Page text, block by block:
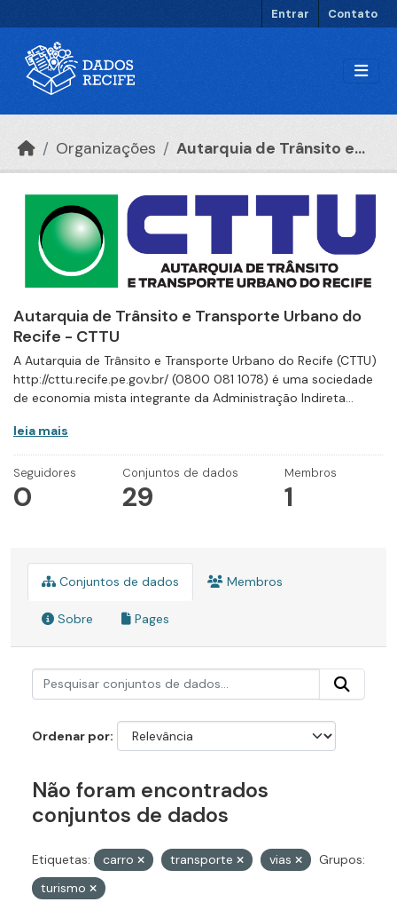
Entrar Contato
Organizações Autarquia de Trânsito e...
Autarquia de Trânsito e Transporte Urbano do
Recife - CTTU
A Autarquia de Trânsito e Transporte Urbano do Recife (CTTU)
http://cttu.recife.pe.gov.br/ (0800 081 1078) é uma sociedade
de economia mista integrante da Administração Indireta...
leia mais
Seguidores
0
Conjuntos de dados
29
Membros
1
Conjuntos de dados Membros
Sobre Pages
Ordenar por
Não foram encontrados
conjuntos de dados
Etiquetas: carro transporte vias
Grupos:
turismo